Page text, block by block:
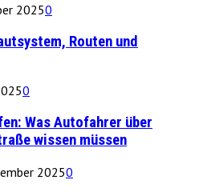
20250
Routen und
0
Was Autofahrer über
wissen müssen
20250